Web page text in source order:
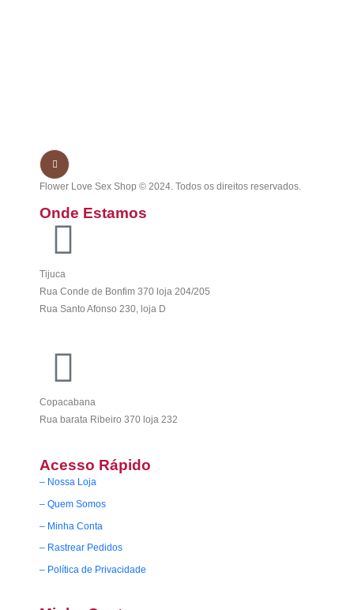
Flower Love Sex Shop © 2024. Todos os direitos reservados.
Onde Estamos
Tijuca
Rua Conde de Bonfim 370 loja 204/205
Rua Santo Afonso 230, loja D
Copacabana
Rua barata Ribeiro 370 loja 232
Acesso Rápido
– Nossa Loja
– Quem Somos
– Minha Conta
– Rastrear Pedidos
– Política de Privacidade